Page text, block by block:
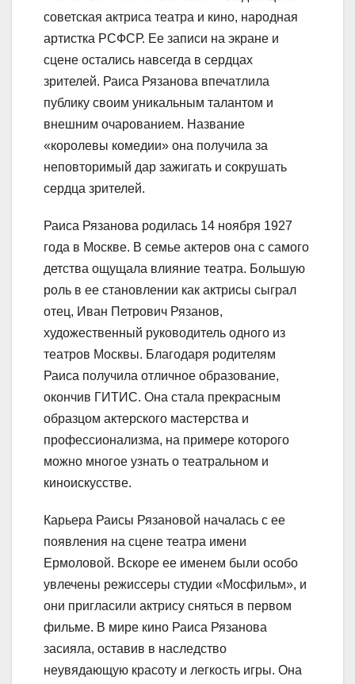
советская актриса театра и кино, народная
артистка РСФСР. Ее записи на экране и
сцене остались навсегда в сердцах
зрителей. Раиса Рязанова впечатлила
публику своим уникальным талантом и
внешним очарованием. Название
«королевы комедии» она получила за
неповторимый дар зажигать и сокрушать
сердца зрителей.
Раиса Рязанова родилась 14 ноября 1927
года в Москве. В семье актеров она с самого
детства ощущала влияние театра. Большую
роль в ее становлении как актрисы сыграл
отец, Иван Петрович Рязанов,
художественный руководитель одного из
театров Москвы. Благодаря родителям
Раиса получила отличное образование,
окончив ГИТИС. Она стала прекрасным
образцом актерского мастерства и
профессионализма, на примере которого
можно многое узнать о театральном и
киноискусстве.
Карьера Раисы Рязановой началась с ее
появления на сцене театра имени
Ермоловой. Вскоре ее именем были особо
увлечены режиссеры студии «Мосфильм», и
они пригласили актрису сняться в первом
фильме. В мире кино Раиса Рязанова
засияла, оставив в наследство
неувядающую красоту и легкость игры. Она